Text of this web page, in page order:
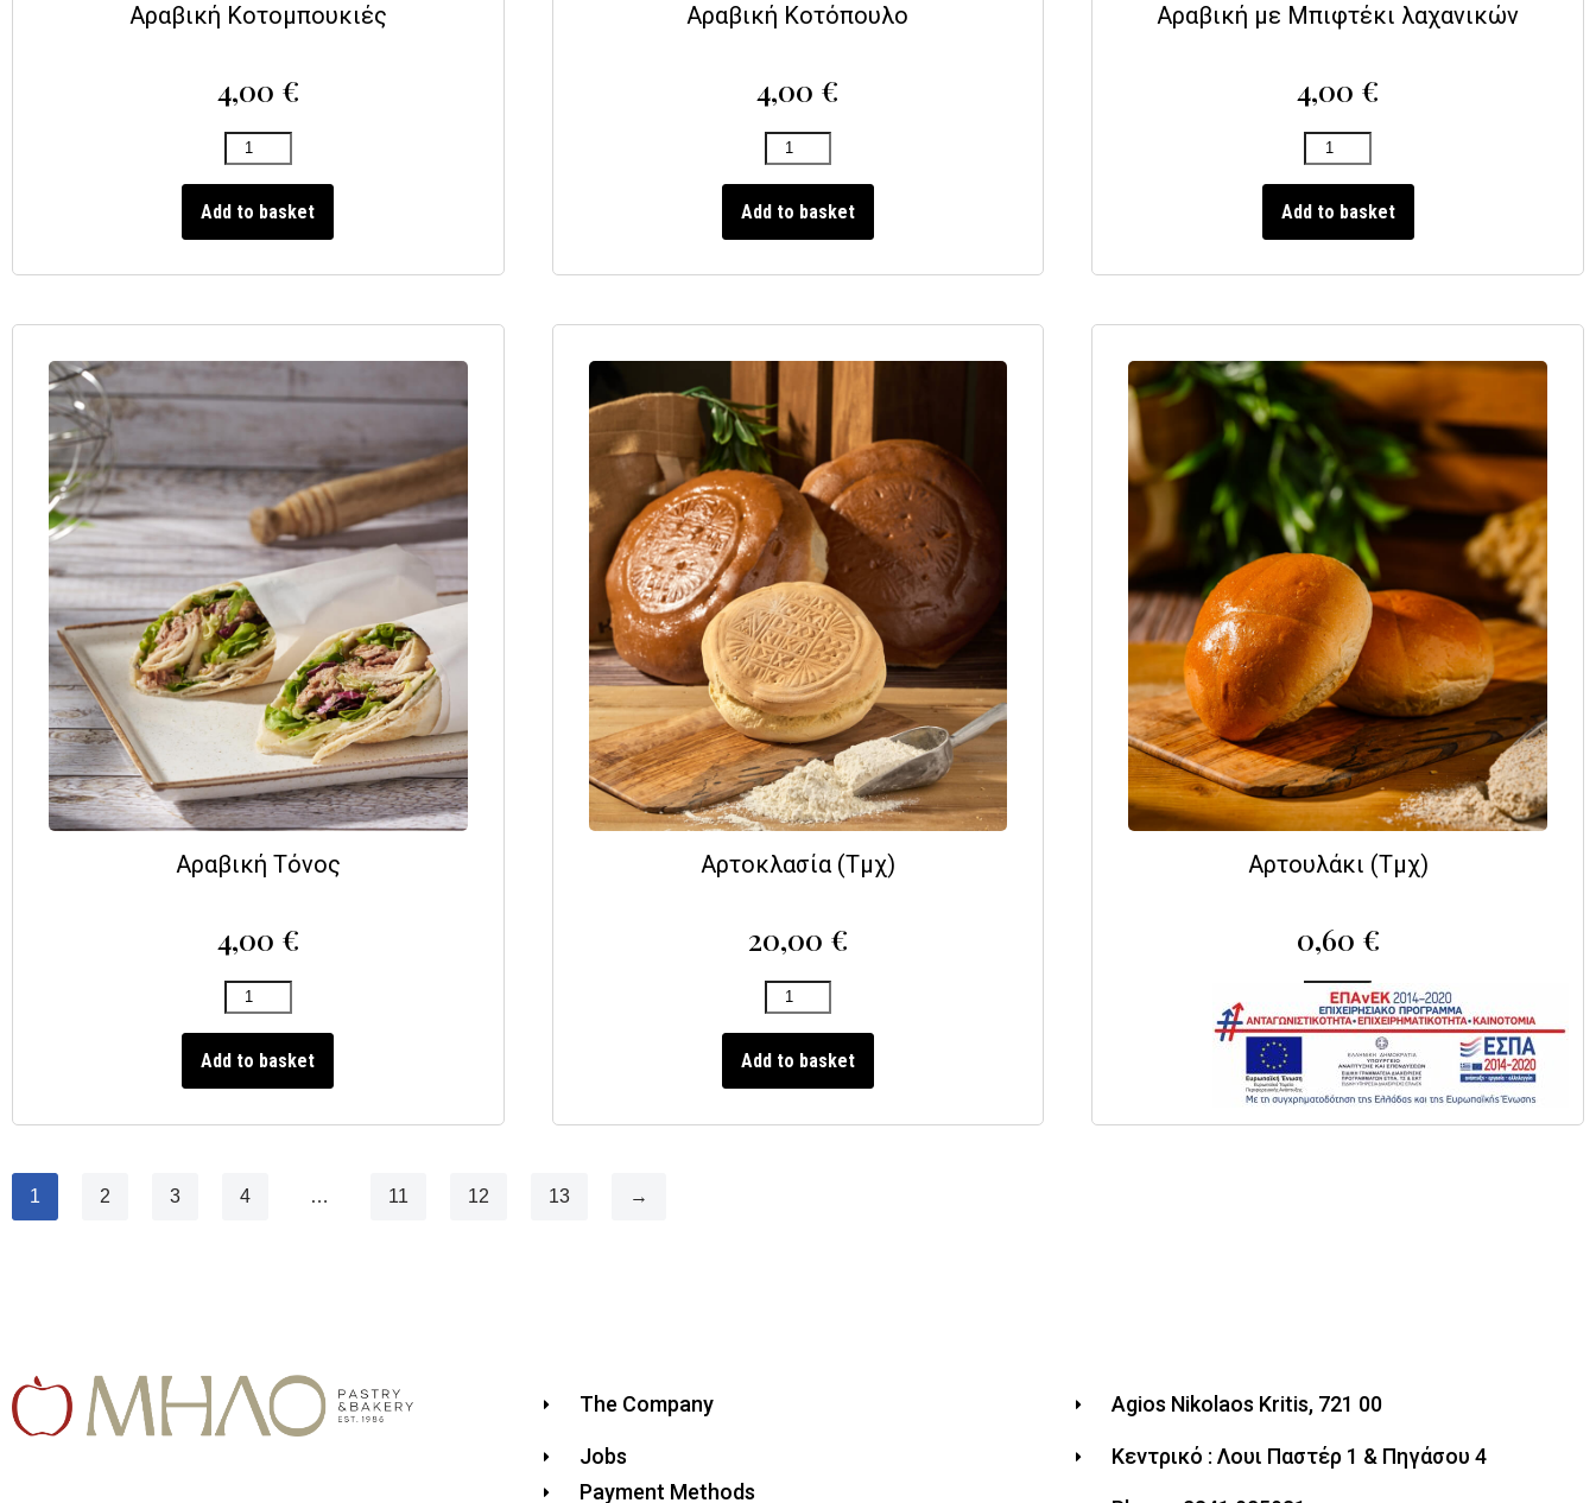
Αραβική Κοτομπουκιές
4,00 €
Add to basket
Αραβική Κοτόπουλο
4,00 €
Add to basket
Αραβική με Μπιφτέκι λαχανικών
4,00 €
Add to basket
Αραβική Τόνος
4,00 €
Add to basket
Αρτοκλασία (Τμχ)
20,00 €
Add to basket
Αρτουλάκι (Τμχ)
0,60 €
Add to basket
1 2 3 4 … 11 12 13 →
The Company
Jobs
Payment Methods
Agios Nikolaos Kritis, 721 00
Κεντρικό : Λουι Παστέρ 1 & Πηγάσου 4